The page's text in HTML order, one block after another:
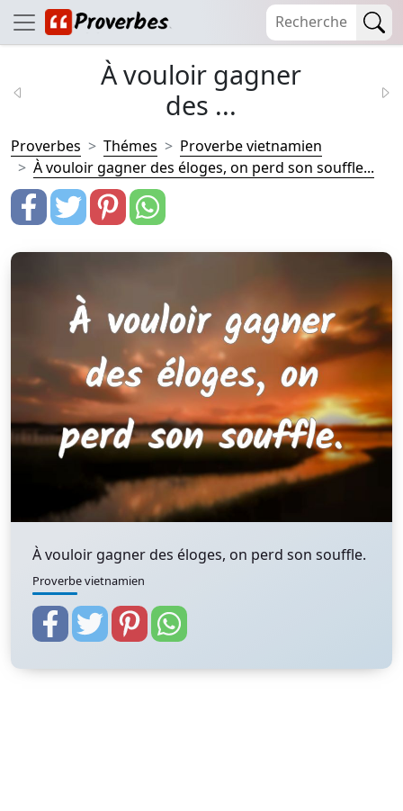
À vouloir gagner
des ...
Proverbes Thémes
Proverbe vietnamien
À vouloir gagner des éloges, on perd son souffle...
À vouloir gagner des éloges, on perd son souffle.
Proverbe vietnamien